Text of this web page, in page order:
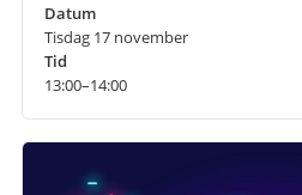
Datum
Tisdag 17 november
Tid
13:00–14:00